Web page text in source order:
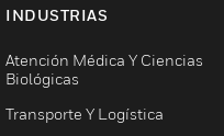
INDUSTRIAS
Atención Médica Y Ciencias
Biológicas
Transporte Y Logística